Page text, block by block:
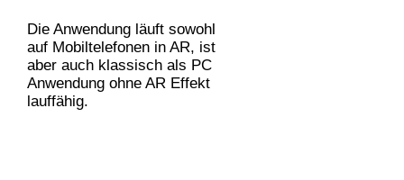
Die Anwendung läuft sowohl
auf Mobiltelefonen in AR, ist
aber auch klassisch als PC
Anwendung ohne AR Effekt
lauffähig.